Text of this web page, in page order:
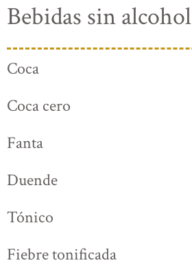
Bebidas sin alcohol
Coca
Coca cero
Fanta
Duende
Tónico
Fiebre tonificada